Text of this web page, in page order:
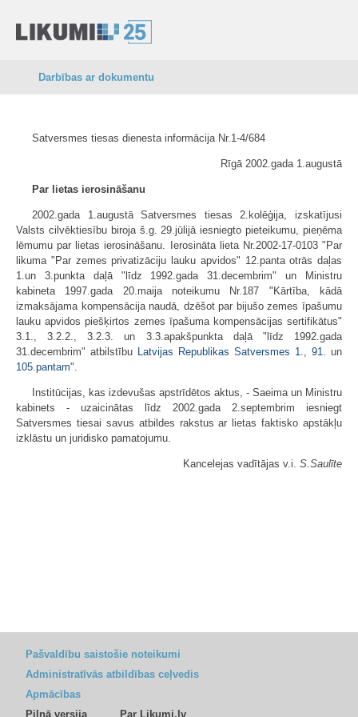
Darbības ar dokumentu
Satversmes tiesas dienesta informācija Nr.1-4/684
Rīgā 2002.gada 1.augustā
Par lietas ierosināšanu
2002.gada 1.augustā Satversmes tiesas 2.kolēģija, izskatījusi
Valsts cilvēktiesību biroja š.g. 29.jūlijā iesniegto pieteikumu, pieņēma
lēmumu par lietas ierosināšanu. Ierosināta lieta Nr.2002-17-0103 "Par
likuma "Par zemes privatizāciju lauku apvidos" 12.panta otrās daļas
1.un 3.punkta daļā "līdz 1992.gada 31.decembrim" un Ministru
kabineta 1997.gada 20.maija noteikumu Nr.187 "Kārtība, kādā
izmaksājama kompensācija naudā, dzēšot par bijušo zemes īpašumu
lauku apvidos piešķirtos zemes īpašuma kompensācijas sertifikātus"
3.1., 3.2.2., 3.2.3. un 3.3.apakšpunkta daļā "līdz 1992.gada
31.decembrim" atbilstību Latvijas Republikas Satversmes 1., 91. un
105.pantam".
Institūcijas, kas izdevušas apstrīdētos aktus, - Saeima un Ministru
kabinets - uzaicinātas līdz 2002.gada 2.septembrim iesniegt
Satversmes tiesai savus atbildes rakstus ar lietas faktisko apstākļu
izklāstu un juridisko pamatojumu.
Kancelejas vadītājas v.i. S.Saulīte
Pašvaldību saistošie noteikumi
Administratīvās atbildības ceļvedis
Apmācības
Pilnā versija
Par Likumi.lv